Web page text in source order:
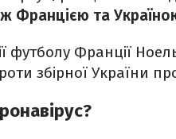
Францією та
футболу Франції
збірної України